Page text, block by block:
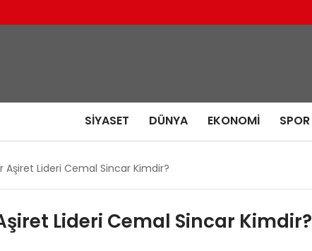
SIYASET DÜNYA EKONOMI SPOR
Aşiret Lideri Cemal Sincar Kimdir?
Lideri Cemal Sincar Kimdir?